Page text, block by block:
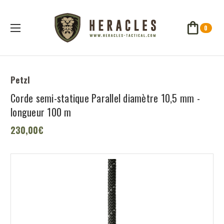
0
Petzl
Corde semi-statique Parallel diamètre 10,5 mm -
longueur 100 m
230,00€